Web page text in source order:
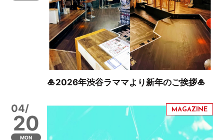
🎍2026年渋谷ラママより新年のご挨拶🎍
04/
20
MON